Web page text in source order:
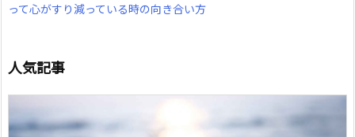
って心がすり減っている時の向き合い方
人気記事